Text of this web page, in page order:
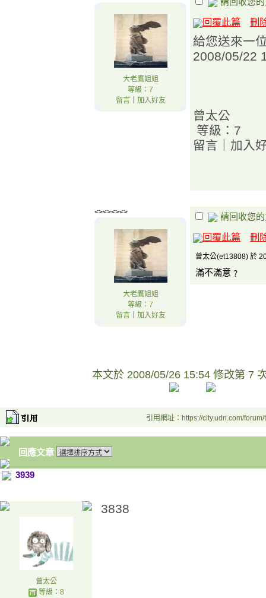
大老鷹姐姐
等級：7
留言｜ 加入好友
回覆此篇 刪
給您送來一
2008/05/22
曾太公
等級：7
留言｜加入
<><><><>
大老鷹姐姐
等級：7
留言｜ 加入好友
請回收您
回覆此篇 刪
曾太公(et13808) 於
滿不滿意﹖
本文於 2008/05/26 15:54 修改第 7
引用網址：https://city.udn.com/
回應文章
3939
曾太公
等級：8
3838